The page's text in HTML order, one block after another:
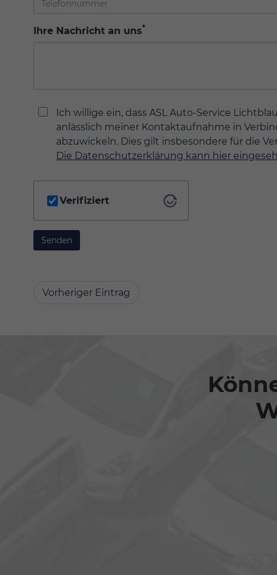
Ihre Nachricht an uns*
Ich willige ein, dass ASL Auto-Service
anlässlich meiner Kontaktaufnahme in
abzuwickeln. Dies gilt insbesondere für die
Die Datenschutzerklärung kann hier
Verifiziert
Senden
Vorheriger Eintrag